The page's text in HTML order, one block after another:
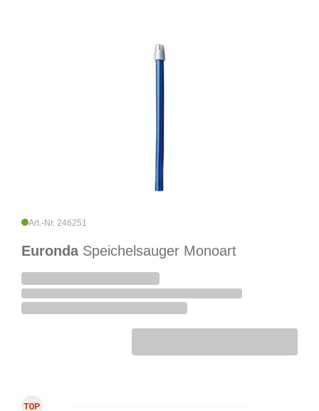
Art.-Nr. 246251
Euronda Speichelsauger Monoart